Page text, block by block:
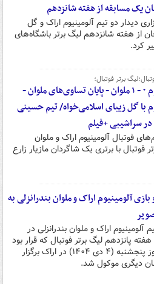
یک مسابقه از هفته شانزدهم
دیدار دو تیم آلومینیوم اراک و گل
از هفته شانزدهم لیگ برتر باشگاه‌های
کرد.
برتر فوتبال؛
آلومینیوم ۰ - ۱ ملوان - پایان تساوی‌های ملوان -
با گل زیبای اسلامی‌خواه/ تیم حسینی
سراشیبی +فیلم
فوتبال آلومینیوم اراک و ملوان
فوتبال با برتری یک شاگردان مازیار زارع
آلومینیوم اراک و ملوان بندرانزلی به
۲ تیم آلومینیوم اراک و ملوان بندرانزلی در
پانزدهم لیگ برتر فوتبال که قرار بود
عصر امروز پنجشنبه (۴ دی ۱۴۰۴) در اراک برگزار
دیگری موکول شد.